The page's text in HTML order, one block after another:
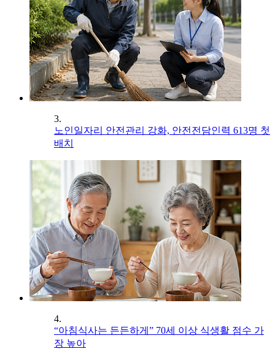
3.
노인일자리 안전관리 강화, 안전전담인력 613명 첫
배치
4.
“아침식사는 든든하게” 70세 이상 식생활 점수 가
장 높아